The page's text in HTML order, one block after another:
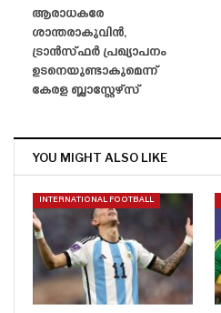
ആരാധകരേ
ശാന്തരാകുവിൻ,
ട്രാൻസ്‌ഫർ പ്രഖ്യാപനം
ഉടനെയുണ്ടാകുമെന്ന്
കേരള ബ്ലാസ്റ്റേഴ്‌സ്
YOU MIGHT ALSO LIKE
INTERNATIONAL FOOTBALL